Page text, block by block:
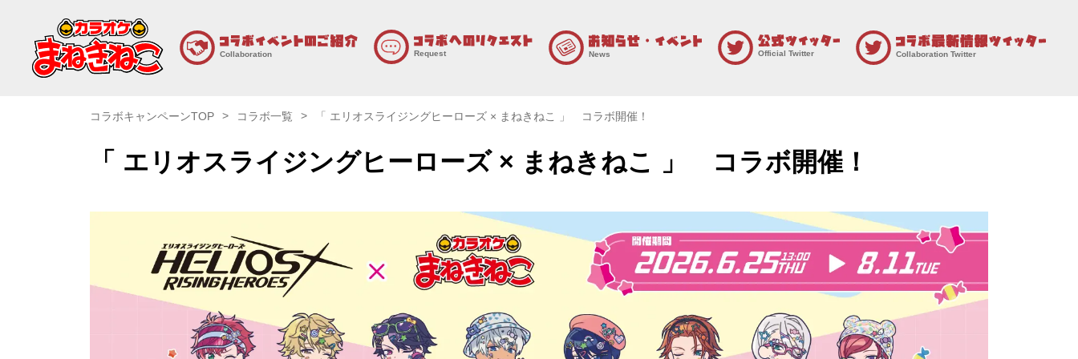
Collaboration Request News Official Twitter Collaboration Twitter
コラボキャンペーンTOP コラボ一覧 「 エリオスライジングヒーローズ × まねきねこ 」 コラボ開催！
「 エリオスライジングヒーローズ × まねきねこ 」 コラボ開催！